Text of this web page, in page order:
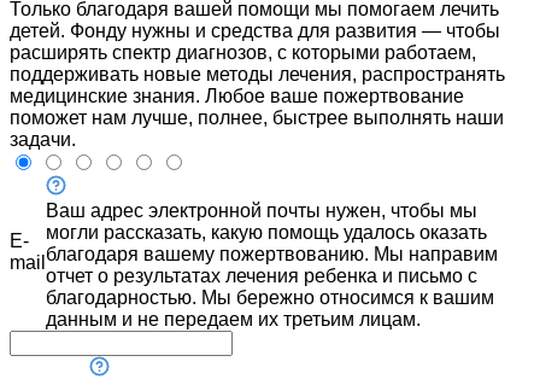
Только благодаря вашей помощи мы помогаем лечить
детей. Фонду нужны и средства для развития — чтобы
расширять спектр диагнозов, с которыми работаем,
поддерживать новые методы лечения, распространять
медицинские знания. Любое ваше пожертвование
поможет нам лучше, полнее, быстрее выполнять наши
задачи.
E-
mail
Ваш адрес электронной почты нужен, чтобы мы
могли рассказать, какую помощь удалось оказать
благодаря вашему пожертвованию. Мы направим
отчет о результатах лечения ребенка и письмо с
благодарностью. Мы бережно относимся к вашим
данным и не передаем их третьим лицам.